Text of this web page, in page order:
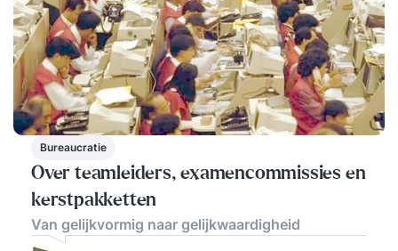
Bureaucratie
Over teamleiders, examencommissies en
kerstpakketten
Van gelijkvormig naar gelijkwaardigheid